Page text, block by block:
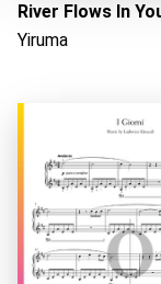
Caricando...
River Flows In
Yiruma